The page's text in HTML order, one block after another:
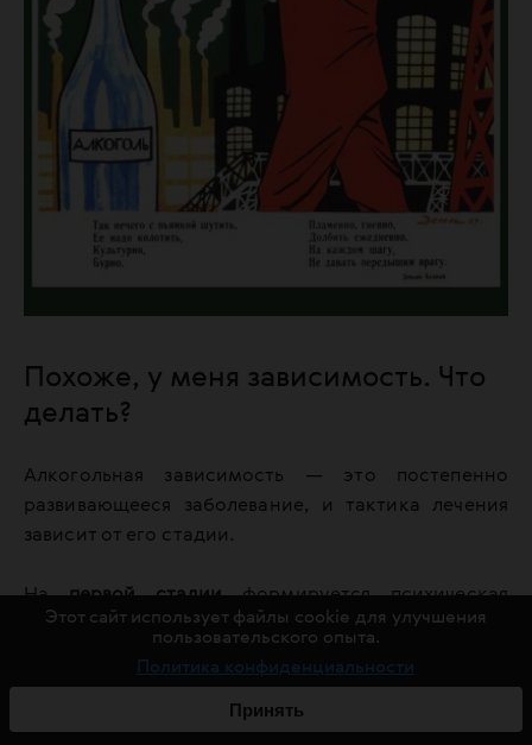
Похоже, у меня зависимость. Что
делать?
Алкогольная зависимость — это постепенно
развивающееся заболевание, и тактика лечения
зависит от его стадии.
Напервой стадииформируется психическая
зависимость от алкоголя без изменений на
первой стадии алкогольной зависимости:
Непреодолимая тяга к алкоголю,
Этот сайт использует файлы cookie для улучшения
пользовательского опыта.
Политика конфиденциальности
Принять